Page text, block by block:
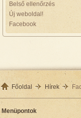
Belső ellenőrzés
Új weboldal!
Facebook
Főoldal Hírek
Menüpontok